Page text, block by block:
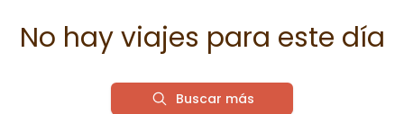
No hay viajes para este día
Buscar más